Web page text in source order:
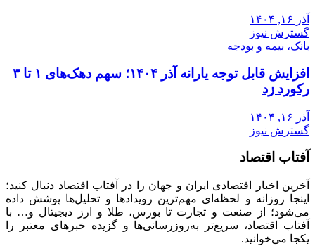
آذر ۱۶, ۱۴۰۴
گسترش نیوز
بانک، بیمه و بودجه
افزایش قابل توجه یارانه آذر ۱۴۰۴؛ سهم دهک‌های ۱ تا ۳
رکورد زد
آذر ۱۶, ۱۴۰۴
گسترش نیوز
آفتاب اقتصاد
آخرین اخبار اقتصادی ایران و جهان را در آفتاب اقتصاد دنبال کنید؛
اینجا روزانه و لحظه‌ای مهم‌ترین رویدادها و تحلیل‌ها پوشش داده
می‌شود؛ از صنعت و تجارت تا بورس، طلا و ارز دیجیتال و… با
آفتاب اقتصاد، سریع‌تر به‌روزرسانی‌ها و گزیده خبرهای معتبر را
یکجا می‌خوانید.